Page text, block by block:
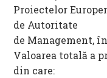
Proiectelor
de Autoritate
de Management, în
Valoarea totală a
din care: